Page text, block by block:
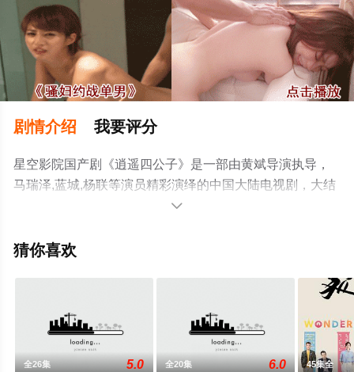
剧情介绍 我要评分
星空影院国产剧《逍遥四公子》是一部由黄斌导演执导，
马瑞泽,蓝城,杨联等演员精彩演绎的中国大陆电视剧，大结
局剧情已揭晓（1-38全集），免费观看高清未删减完整版
视剧、电视猫或剧情网等平台了解。

猜你喜欢
全26集 5.0 全20集 6.0 45集全